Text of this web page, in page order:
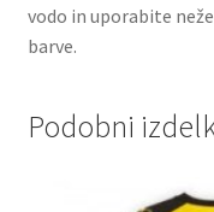
vodo in uporabite
barve.
Podobni